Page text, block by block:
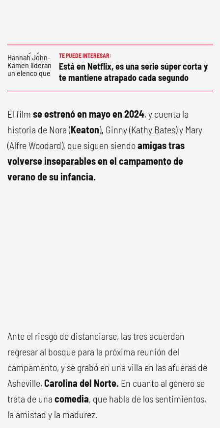
TE PUEDE INTERESAR:
Está en Netflix, es una serie súper corta y
te mantiene atrapado cada segundo
El film se estrenó en mayo en 2024, y cuenta la
historia de Nora (Keaton), Ginny (Kathy Bates) y Mary
(Alfre Woodard), que siguen siendoamigas tras
volverse inseparables en el campamento de
verano de su infancia.
Ante el riesgo de distanciarse, las tres acuerdan
regresar al bosque para la próxima reunión del
campamento, y se grabó en una villa en las afueras de
Asheville, Carolina del Norte. En cuanto al género se
trata de una comedia, que habla de los sentimientos,
la amistad y la madurez.